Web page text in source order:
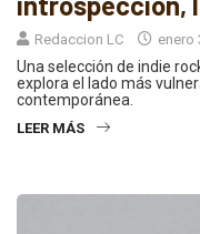
Redaccion LC enero
Una selección de indie
explora el lado más
contemporánea.
LEER MÁS